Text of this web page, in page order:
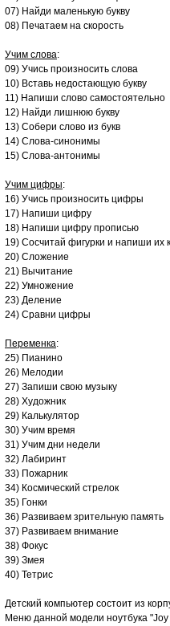
07) Найди маленькую букву
08) Печатаем на скорость
Учим слова:
09) Учись произносить слова
10) Вставь недостающую букву
11) Напиши слово самостоятельно
12) Найди лишнюю букву
13) Собери слово из букв
14) Слова-синонимы
15) Слова-антонимы
Учим цифры:
16) Учись произносить цифры
17) Напиши цифру
18) Напиши цифру прописью
19) Сосчитай фигурки и напиши их
20) Сложение
21) Вычитание
22) Умножение
23) Деление
24) Сравни цифры
Переменка:
25) Пианино
26) Мелодии
27) Запиши свою музыку
28) Художник
29) Калькулятор
30) Учим время
31) Учим дни недели
32) Лабиринт
33) Пожарник
34) Космический стрелок
35) Гонки
36) Развиваем зрительную память
37) Развиваем внимание
38) Фокус
39) Змея
40) Тетрис
Детский компьютер состоит из
Меню данной модели ноутбука